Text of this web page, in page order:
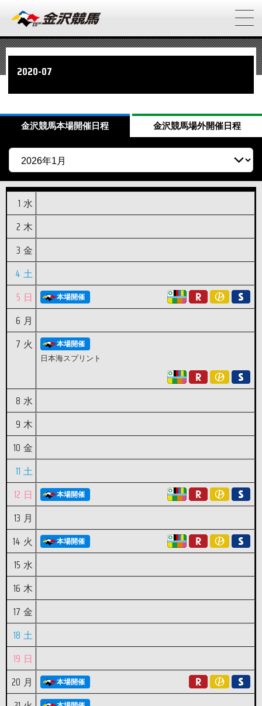
2020-07
金沢競馬本場開催日程 金沢競馬場外開催日程
1 水
2 木
3 金
4 土
5 日 本場開催
6 月
7 火 本場開催
日本海スプリント
8 水
9 木
10 金
11 土
12 日 本場開催
13 月
14 火 本場開催
15 水
16 木
17 金
18 土
19 日
20 月 本場開催